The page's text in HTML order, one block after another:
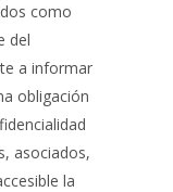
como
del
a informar
obligación
asociados,
la